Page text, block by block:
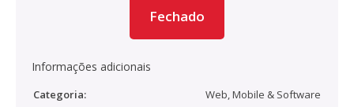
Fechado
Informações adicionais
Categoria:
Web, Mobile & Software